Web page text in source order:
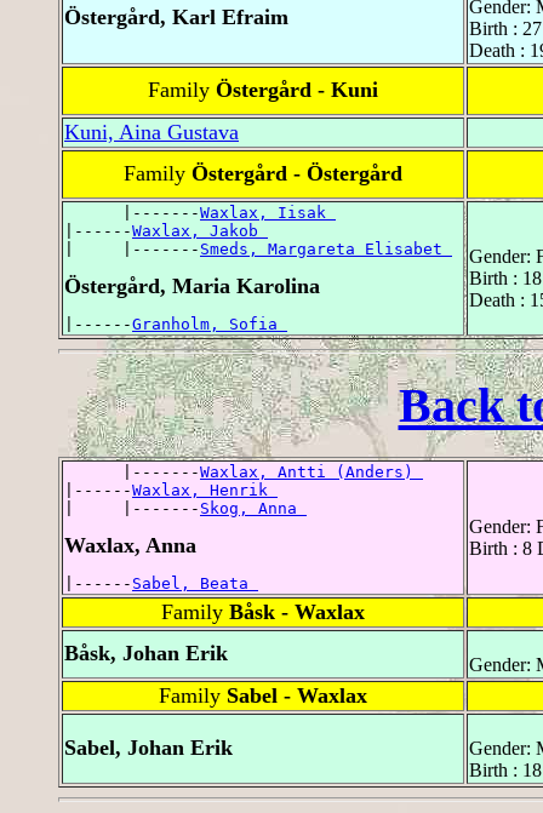
Östergård, Karl Efraim
Gender:
Birth :
Death :
Family Östergård - Kuni
Kuni, Aina Gustava
Family Östergård - Östergård
      |-------
Waxlax, Iisak
|------Waxlax, Jakob
|     |------- Smeds, Margareta Elisabet
Östergård, Maria Karolina
|------Granholm, Sofia
Gender:
Birth :
Death :
Back
      |-------
Waxlax, Antti (Anders)
|------Waxlax, Henrik
|     |------- Skog, Anna
Waxlax, Anna
|------ Sabel, Beata
Gender:
Birth : 8
Family Båsk - Waxlax
Båsk, Johan Erik
Gender:
Family Sabel - Waxlax
Sabel, Johan Erik
Gender:
Birth :